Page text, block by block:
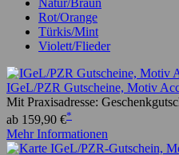
Rot/Orange
Türkis/Mint
Violett/Flieder
IGeL/PZR Gutscheine, Motiv
Mit Praxisadresse:
ab 159,90 €*
Mehr Informationen